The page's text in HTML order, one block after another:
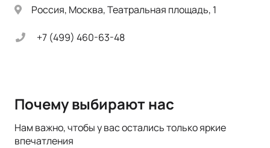
Россия, Москва, Театральная площадь, 1
+7 (499) 460-63-48
Почему выбирают нас
Нам важно, чтобы у вас остались только яркие
впечатления